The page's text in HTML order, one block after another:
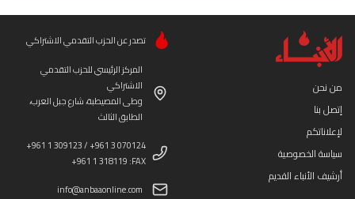
من نحن
إتصل بنا
لإعلاناتكم
سياسة الخصوصية
أرشيف الأنباء القديم
تصدر عن الحزب التقدمي الاشتراكي
المركز الرئيسي للحزب التقدمي
الاشتراكي
وطى المصيطبة، شارع جبل العرب،
الطابق الثالث
+961 1 309123 / +961 3 070124
+961 1 318119 :FAX
info@anbaaonline.com